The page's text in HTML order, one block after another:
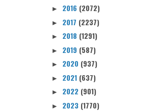
► 2016 (2072)
► 2017 (2237)
► 2018 (1291)
► 2019 (587)
► 2020 (937)
► 2021 (637)
► 2022 (901)
► 2023 (1770)